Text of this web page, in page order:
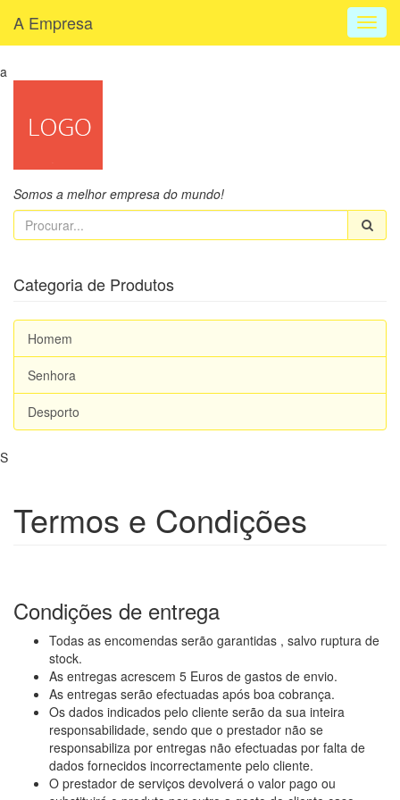
a
A Empresa
Somos a melhor empresa do mundo!
Categoria de Produtos
Homem
Senhora
Desporto
S
Termos e Condições
Condições de entrega
Todas as encomendas serão garantidas , salvo ruptura de
stock.
As entregas acrescem 5 Euros de gastos de envio.
As entregas serão efectuadas após boa cobrança.
Os dados indicados pelo cliente serão da sua inteira
responsabilidade, sendo que o prestador não se
responsabiliza por entregas não efectuadas por falta de
dados fornecidos incorrectamente pelo cliente.
O prestador de serviços devolverá o valor pago ou